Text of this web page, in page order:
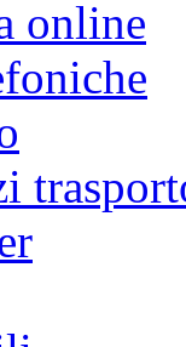
online